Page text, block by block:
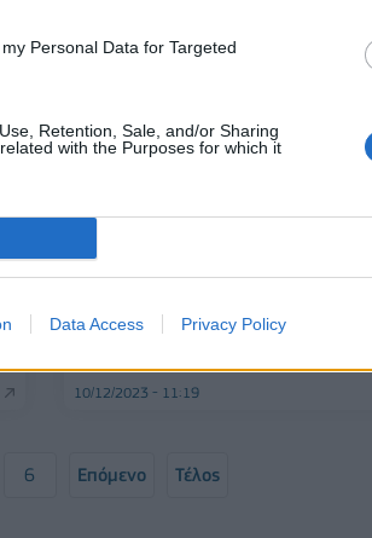
Personal Data for Targeted
Retention, Sale, and/or Sharing
with the Purposes for which it
Data Access Privacy Policy
ΕΛΛΑΔΑ
τραυματισμού του αστυνομικού
στου Ρέντη - Τι είπε στην ομολογία
10/12/2023 - 11:19
6 Επόμενο Τέλος